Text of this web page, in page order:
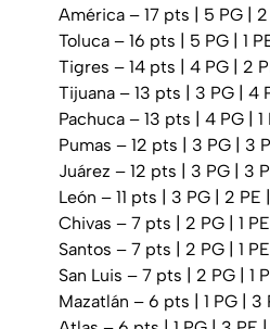
América – 17 pts | 5 PG | 2
Toluca – 16 pts | 5 PG | 1
Tigres – 14 pts | 4 PG | 2
Tijuana – 13 pts | 3 PG | 4
Pachuca – 13 pts | 4 PG |
Pumas – 12 pts | 3 PG | 3
Juárez – 12 pts | 3 PG | 3
León – 11 pts | 3 PG | 2 PE
Chivas – 7 pts | 2 PG | 1
Santos – 7 pts | 2 PG | 1
San Luis – 7 pts | 2 PG | 1
Mazatlán – 6 pts | 1 PG | 3